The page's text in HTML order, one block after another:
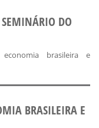
DO
brasileira e
BRASILEIRA E